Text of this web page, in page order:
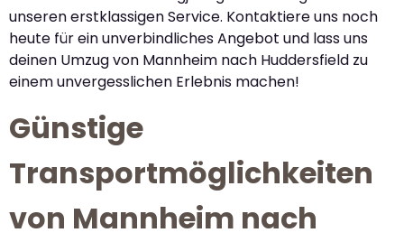
unseren erstklassigen Service. Kontaktiere uns noch
heute für ein unverbindliches Angebot und lass uns
deinen Umzug von Mannheim nach Huddersfield zu
einem unvergesslichen Erlebnis machen!
Günstige
Transportmöglichkeiten
von Mannheim nach